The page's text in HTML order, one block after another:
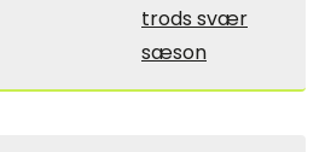
trods svær
sæson